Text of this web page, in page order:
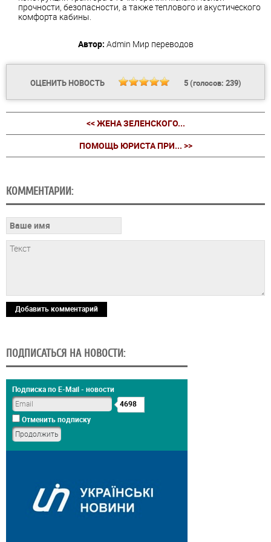
прочности, безопасности, а также теплового и акустического
комфорта кабины.
Автор: Admin Мир переводов
ОЦЕНИТЬ НОВОСТЬ 5(голосов: 239)
<< ЖЕНА ЗЕЛЕНСКОГО...
ПОМОЩЬ ЮРИСТА ПРИ... >>
КОММЕНТАРИИ:
Добавить комментарий
ПОДПИСАТЬСЯ НА НОВОСТИ:
Подписка по E-Mail - новости
4698
Отменить подписку